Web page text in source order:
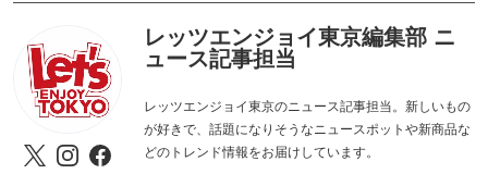
レッツエンジョイ東京編集部 ニ
ュース記事担当
レッツエンジョイ東京のニュース記事担当。新しいもの
が好きで、話題になりそうなニュースポットや新商品な
どのトレンド情報をお届けしています。